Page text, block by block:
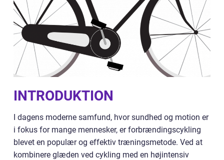
INTRODUKTION
I dagens moderne samfund, hvor sundhed og motion er
i fokus for mange mennesker, er forbrændingscykling
blevet en populær og effektiv træningsmetode. Ved at
kombinere glæden ved cykling med en højintensiv